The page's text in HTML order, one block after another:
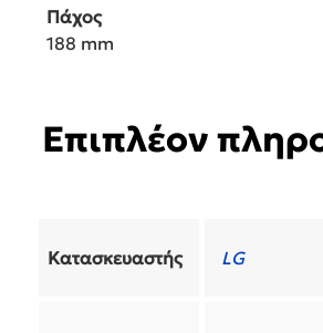
Πάχος
188 mm
Επιπλέον
Κατασκευαστής LG